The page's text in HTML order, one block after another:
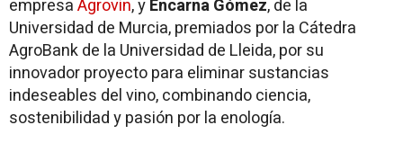
empresaAgrovin, yEncarna Gómez, de la
Universidad de Murcia, premiados por la Cátedra
AgroBank de la Universidad de Lleida, por su
innovador proyecto para eliminar sustancias
indeseables del vino, combinando ciencia,
sostenibilidad y pasión por la enología.